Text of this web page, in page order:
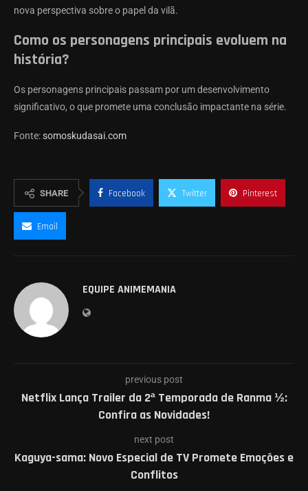
nova perspectiva sobre o papel da vilã.
Como os personagens principais evoluem na
história?
Os personagens principais passam por um desenvolvimento
significativo, o que promete uma conclusão impactante na série.
Fonte:somoskudasai.com
SHARE Facebook Twitter Pinterest
Email
EQUIPE ANIMEMANIA
previous post
Netflix Lança Trailer da 2ª Temporada de Ranma ½:
Confira as Novidades!
next post
Kaguya-sama: Novo Especial de TV Promete Emoções e
Conflitos